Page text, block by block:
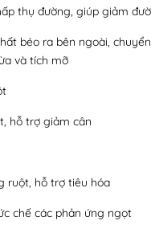
thụ đường, giúp giảm
béo ra bên ngoài,
và tích mỡ
hỗ trợ giảm cân
ruột, hỗ trợ tiêu hóa
chế các phản ứng ngọt